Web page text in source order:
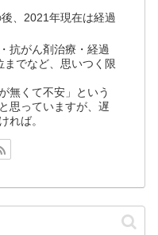
、2021年現在は経過
抗がん剤治療・経過
でなど、思いつく限
無くて不安」という
思っていますが、遅
れば。